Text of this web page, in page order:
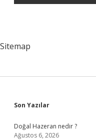
Sitemap
Sidebar
Son Yazılar
Doğal Hazeran nedir ?
Ağustos 6, 2026